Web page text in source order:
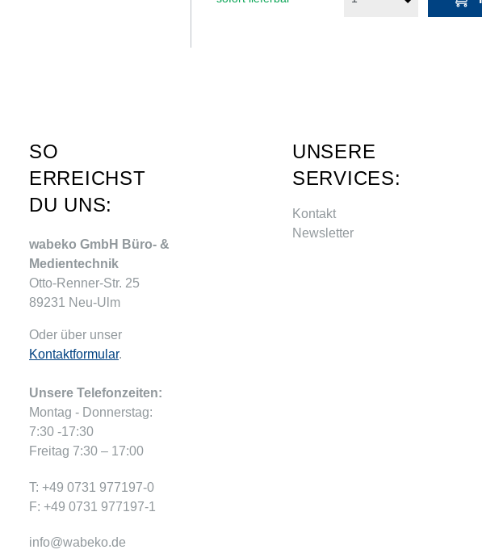
SO
ERREICHST
DU UNS:
wabeko GmbH Büro- &
Medientechnik
Otto-Renner-Str. 25
89231 Neu-Ulm
Oder über unser
Kontaktformular.
Unsere Telefonzeiten:
Montag - Donnerstag:
7:30 -17:30
Freitag 7:30 – 17:00
T: +49 0731 977197-0
F: +49 0731 977197-1
info@wabeko.de
UNSERE
SERVICES:
Kontakt
Newsletter